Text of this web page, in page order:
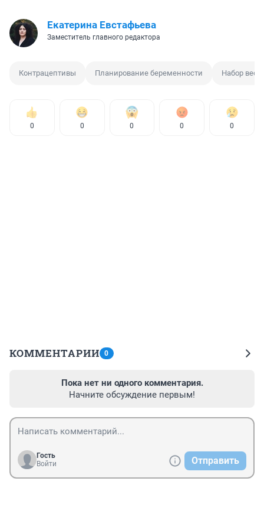
Екатерина Евстафьева
Заместитель главного редактора
Контрацептивы Планирование беременности Набор веса
0 0 0 0 0
КОММЕНТАРИИ 0
Пока нет ни одного комментария.
Начните обсуждение первым!
Гость
Войти
Отправить